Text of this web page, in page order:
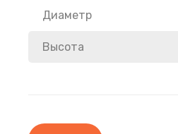
Диаметр
Высота